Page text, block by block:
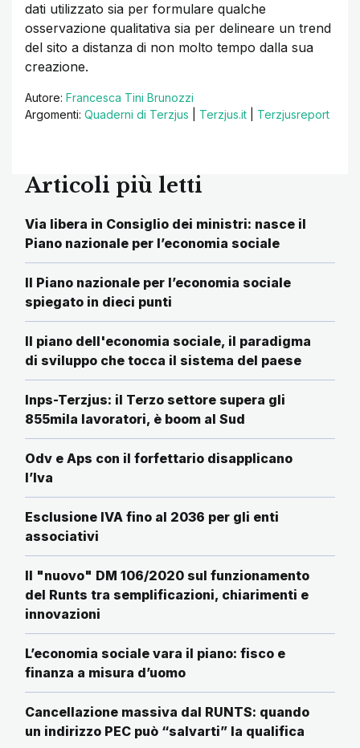
dati utilizzato sia per formulare qualche
osservazione qualitativa sia per delineare un trend
del sito a distanza di non molto tempo dalla sua
creazione.
Autore: Francesca Tini Brunozzi
Argomenti: Quaderni di Terzjus Terzjus.it Terzjusreport
Articoli più letti
Via libera in Consiglio dei ministri: nasce il
Piano nazionale per l’economia sociale
Il Piano nazionale per l’economia sociale
spiegato in dieci punti
Il piano dell'economia sociale, il paradigma
di sviluppo che tocca il sistema del paese
Inps-Terzjus: il Terzo settore supera gli
855mila lavoratori, è boom al Sud
Odv e Aps con il forfettario disapplicano
l’Iva
Esclusione IVA fino al 2036 per gli enti
associativi
Il "nuovo" DM 106/2020 sul funzionamento
del Runts tra semplificazioni, chiarimenti e
innovazioni
L’economia sociale vara il piano: fisco e
finanza a misura d’uomo
Cancellazione massiva dal RUNTS: quando
un indirizzo PEC può “salvarti” la qualifica